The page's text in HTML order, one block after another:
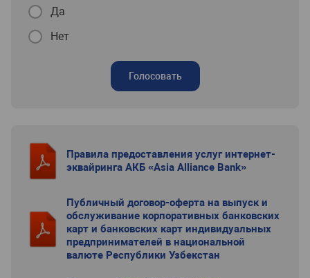
Да
Нет
Голосовать
Правила предоставления услуг интернет-
эквайринга АКБ «Asia Alliance Bank»
Публичный договор-оферта на выпуск и
обслуживание корпоративных банковских
карт и банковских карт индивидуальных
предпринимателей в национальной
валюте Республики Узбекстан